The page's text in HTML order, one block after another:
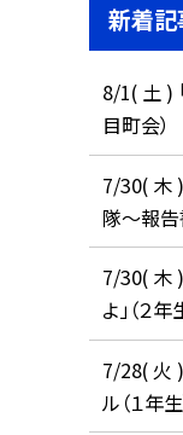
新着
8/1( 土 )
目町会）
7/30( 木
隊〜報告
7/30( 木
よ」（２年
7/28( 火
ル（１年生